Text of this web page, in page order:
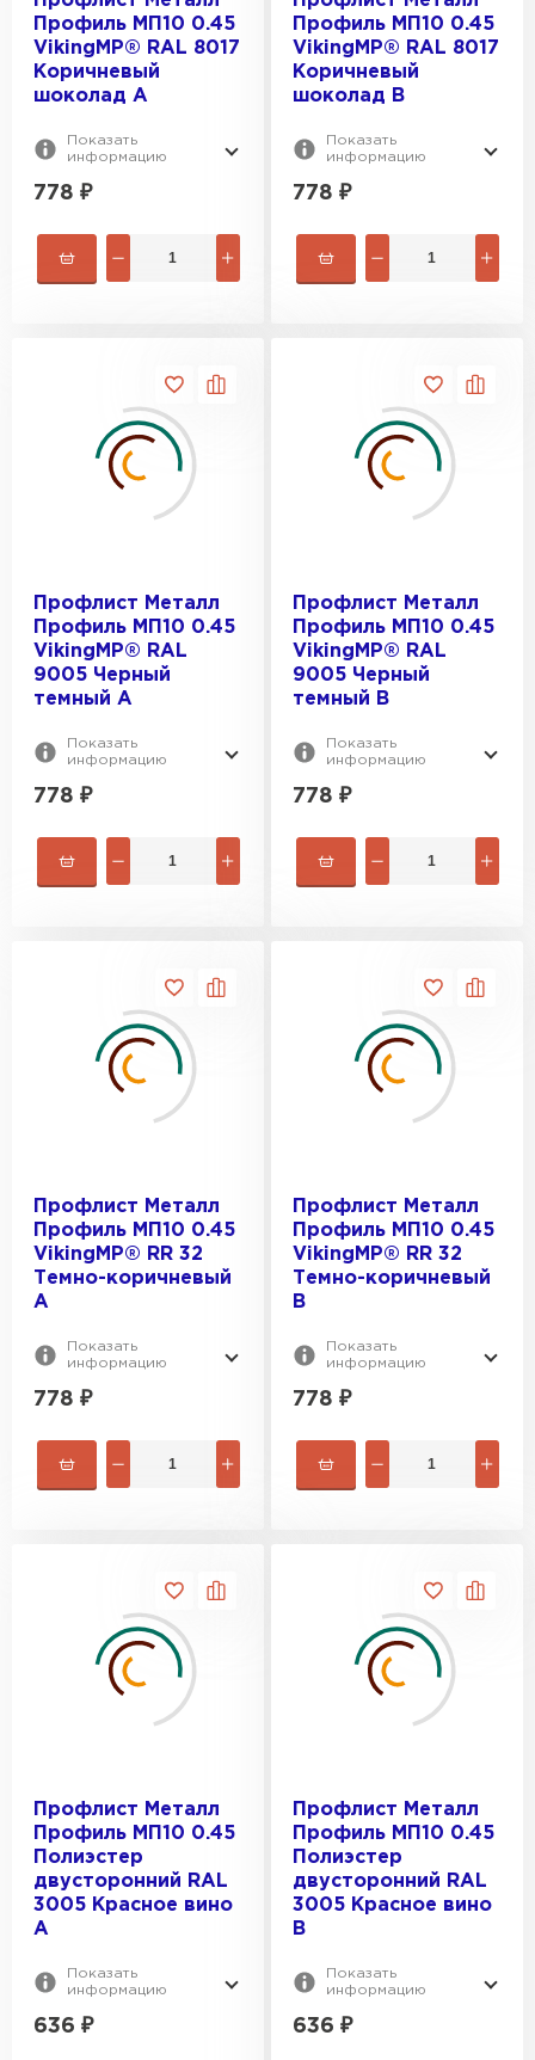
Профиль МП10 0.45
VikingMP® RAL 8017
Коричневый
шоколад A
Показать
информацию
778 ₽
Профиль МП10 0.45
VikingMP® RAL 8017
Коричневый
шоколад B
Показать
информацию
778 ₽
Профлист Металл
Профиль МП10 0.45
VikingMP® RAL
9005 Черный
темный A
Показать
информацию
778 ₽
Профлист Металл
Профиль МП10 0.45
VikingMP® RAL
9005 Черный
темный B
Показать
информацию
778 ₽
Профлист Металл
Профиль МП10 0.45
VikingMP® RR 32
Темно-коричневый
A
Показать
информацию
778 ₽
Профлист Металл
Профиль МП10 0.45
VikingMP® RR 32
Темно-коричневый
B
Показать
информацию
778 ₽
Профлист Металл
Профиль МП10 0.45
Полиэстер
двусторонний RAL
3005 Красное вино
A
Показать
информацию
636 ₽
Профлист Металл
Профиль МП10 0.45
Полиэстер
двусторонний RAL
3005 Красное вино
B
Показать
информацию
636 ₽